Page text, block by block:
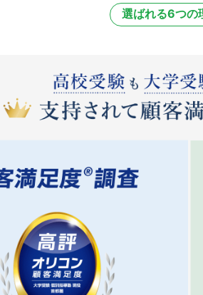
選ばれる6つの